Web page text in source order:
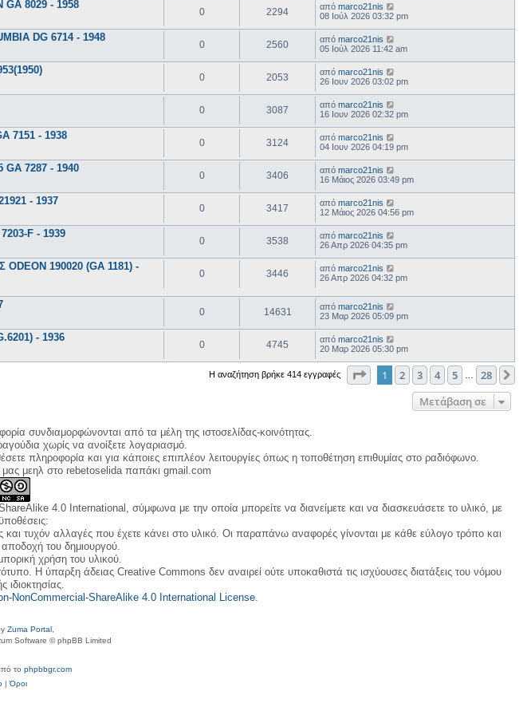
8029 - 1958
0 2294 από marco21nis
08 Ιούλ 2026 03:32 pm
DG 6714 - 1948
0 2560 από marco21nis
05 Ιούλ 2026 11:42 am
0 2053 από marco21nis
26 Ιουν 2026 03:02 pm
0 3087 από marco21nis
16 Ιουν 2026 02:32 pm
7151 - 1938
0 3124 από marco21nis
04 Ιουν 2026 04:19 pm
7287 - 1940
0 3406 από marco21nis
16 Μάιος 2026 03:49 pm
- 1937
0 3417 από marco21nis
12 Μάιος 2026 04:56 pm
F - 1939
0 3538 από marco21nis
26 Απρ 2026 04:35 pm
190020 (GA 1181) -
0 3446 από marco21nis
26 Απρ 2026 04:32 pm
0 14631 από marco21nis
23 Μαρ 2026 05:09 pm
- 1936
0 4745 από marco21nis
20 Μαρ 2026 05:30 pm
Η αναζήτηση βρήκε 414 εγγραφές Σελίδα1 από 28
1 2 3 4 5 28
Μετάβαση σε
συνδιαμορφώνονται από τα μέλη της ιστοσελίδας-κοινότητας.
χωρίς να ανοίξετε λογαριασμό.
πληροφορία και για κάποιες επιπλέον λειτουργίες όπως η τοποθέτηση επιθυμίας στο ραδιόφωνο.
μας μεηλ στο rebetoselida παπάκι gmail.com
4.0 International, σύμφωνα με την οποία μπορείτε να διανείμετε και να διασκευάσετε το υλικό, με
τυχόν αλλαγές που έχετε κάνει στο υλικό. Οι παραπάνω αναφορές γίνονται με κάθε εύλογο τρόπο και
του δημιουργού.
χρήση του υλικού.
Η ύπαρξη άδειας Creative Commons δεν αναιρεί ούτε υποκαθιστά τις ισχύουσες διατάξεις του νόμου
ιδιοκτησίας.
NonCommercial-ShareAlike 4.0 International License.
Zuma Portal
Software © phpBB Limited
το phpbbgr.com
|Όροι